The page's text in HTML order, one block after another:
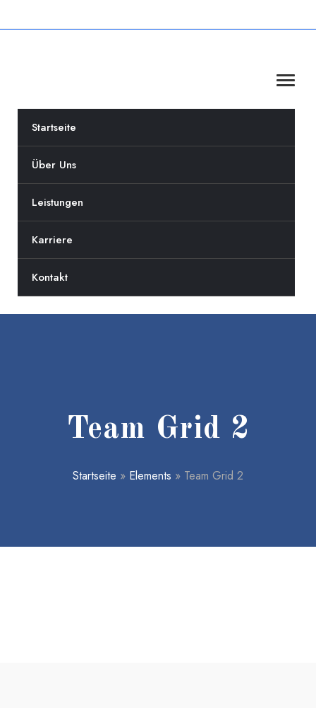
Startseite
Über Uns
Leistungen
Karriere
Kontakt
Team Grid 2
Startseite » Elements » Team Grid 2